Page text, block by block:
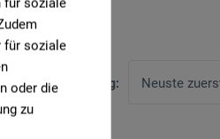
für soziale
oder die
zu
Sortierung: